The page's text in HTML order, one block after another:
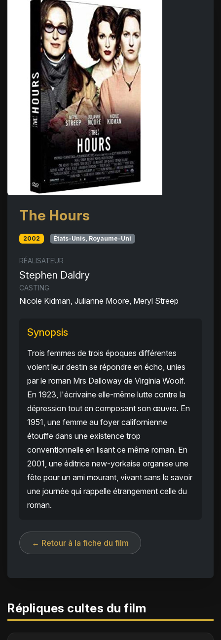
The Hours
2002 États-Unis, Royaume-Uni
RÉALISATEUR
Stephen Daldry
CASTING
Nicole Kidman, Julianne Moore, Meryl Streep
Synopsis
Trois femmes de trois époques différentes
voient leur destin se répondre en écho, unies
par le roman Mrs Dalloway de Virginia Woolf.
En 1923, l'écrivaine elle-même lutte contre la
dépression tout en composant son œuvre. En
1951, une femme au foyer californienne
étouffe dans une existence trop
conventionnelle en lisant ce même roman. En
2001, une éditrice new-yorkaise organise une
fête pour un ami mourant, vivant sans le savoir
une journée qui rappelle étrangement celle du
roman.
← Retour à la fiche du film
Répliques cultes du film